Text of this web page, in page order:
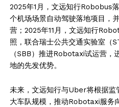
2025年1月，文远知行Robobus
个机场场景自动驾驶落地项目，
营；2025年11月，文远知行
照，联合瑞士公共交通实验室（
（SBB）推进Robotaxi试运营，
地的先发优势。
未来，文远知行与Uber将根据监
大车队规模，推动Robotaxi服务